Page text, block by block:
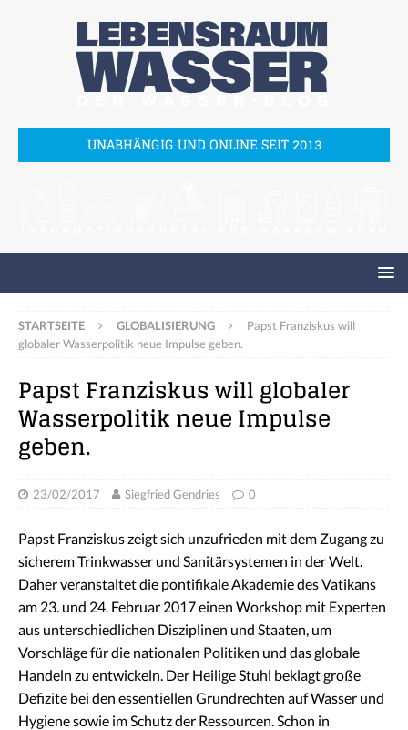
UNABHÄNGIG UND ONLINE SEIT 2013
STARTSEITE GLOBALISIERUNG
Papst Franziskus will
globaler Wasserpolitik neue Impulse geben.
Papst Franziskus will globaler
Wasserpolitik neue Impulse
geben.
23/02/2017 Siegfried Gendries 0
Papst Franziskus zeigt sich unzufrieden mit dem Zugang zu
sicherem Trinkwasser und Sanitärsystemen in der Welt.
Daher veranstaltet die pontifikale Akademie des Vatikans
am 23. und 24. Februar 2017 einen Workshop mit Experten
aus unterschiedlichen Disziplinen und Staaten, um
Vorschläge für die nationalen Politiken und das globale
Handeln zu entwickeln. Der Heilige Stuhl beklagt große
Defizite bei den essentiellen Grundrechten auf Wasser und
Hygiene sowie im Schutz der Ressourcen. Schon in